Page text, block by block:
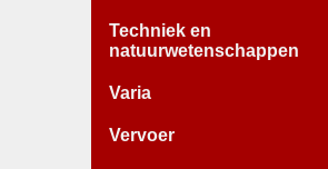
Techniek en
natuurwetenschappen
Varia
Vervoer